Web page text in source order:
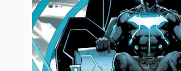
Confirmo que li, aceito e concordo